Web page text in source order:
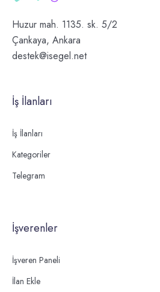
Huzur mah. 1135. sk. 5/2
Çankaya, Ankara
destek@isegel.net
İş İlanları
İş İlanları
Kategoriler
Telegram
İşverenler
İşveren Paneli
İlan Ekle